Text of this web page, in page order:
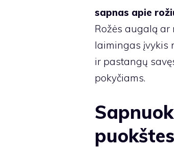
sapnas apie
Rožės augalą ar
laimingas įvykis
ir pastangų
pokyčiams.
puokštes